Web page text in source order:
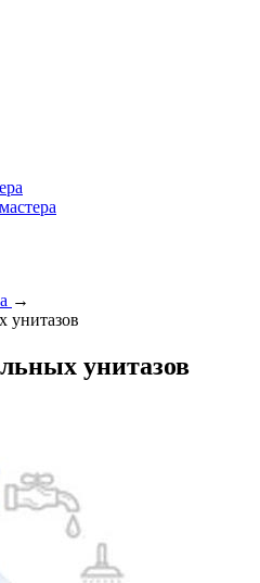
→
унитазов
унитазов